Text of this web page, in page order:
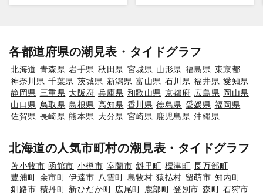
各都道府県の潮見表・タイドグラフ
北海道 青森県 岩手県 秋田県 宮城県 山形県 福島県 東京都
神奈川県 千葉県 茨城県 新潟県 富山県 石川県 福井県 愛知県
静岡県 三重県 大阪府 兵庫県 和歌山県 京都府 広島県 岡山県
山口県 鳥取県 島根県 高知県 香川県 徳島県 愛媛県 福岡県
佐賀県 長崎県 熊本県 大分県 宮崎県 鹿児島県 沖縄県
北海道の人気市町村の潮見表・タイドグラフ
苫小牧市 函館市 小樽市 室蘭市 斜里町 標津町 長万部町
豊浦町 余市町 伊達市 八雲町 島牧村 猿払村 留萌市 知内町
釧路市 積丹町 新ひだか町 広尾町 鹿部町 登別市 森町 石狩市